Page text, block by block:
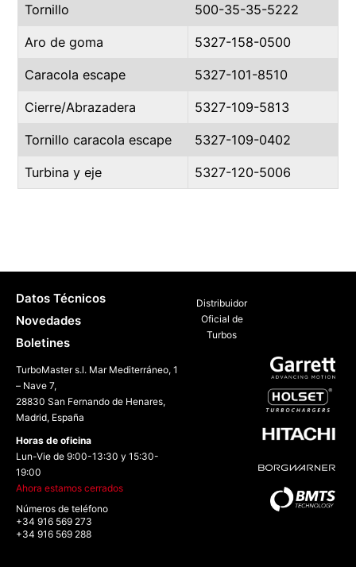
Tornillo 500-35-35-5222
Aro de goma 5327-158-0500
Caracola escape 5327-101-8510
Cierre/Abrazadera 5327-109-5813
Tornillo caracola escape 5327-109-0402
Turbina y eje 5327-120-5006
Distribuidor
Oficial de
Turbos
Datos Técnicos
Novedades
Boletines
TurboMaster s.l. Mar Mediterráneo, 1
– Nave 7,
28830 San Fernando de Henares,
Madrid, España
Horas de oficina
Lun-Vie de 9:00-13:30 y 15:30-
19:00
Ahora estamos cerrados
Números de teléfono
+34 916 569 273
+34 916 569 288